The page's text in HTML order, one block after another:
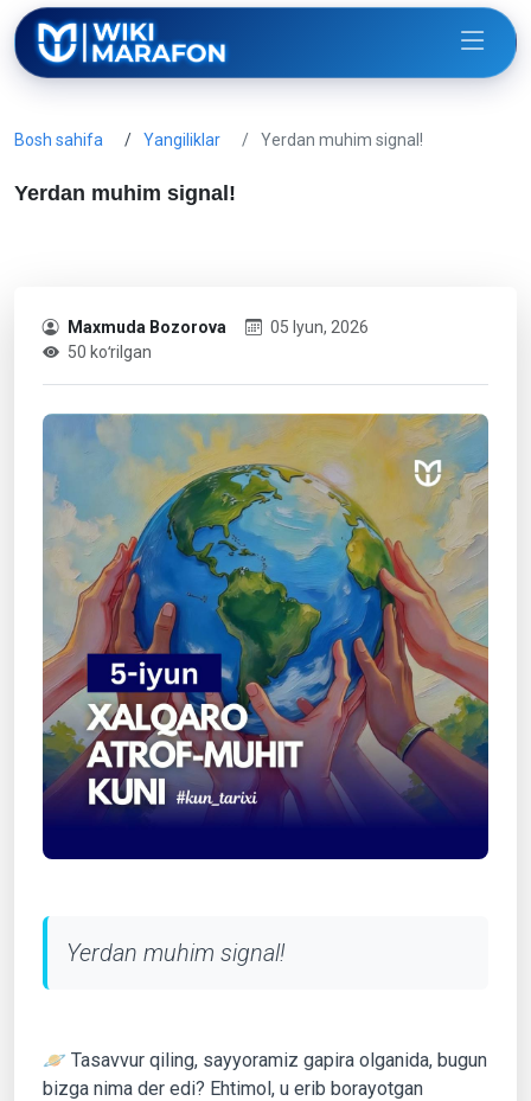
Bosh sahifa Yangiliklar Yerdan muhim signal!
Yerdan muhim signal!
Maxmuda Bozorova
05 Iyun, 2026
50 koʻrilgan
Yerdan muhim signal!
🪐 Tasavvur qiling, sayyoramiz gapira olganida, bugun
bizga nima der edi? Ehtimol, u erib borayotgan